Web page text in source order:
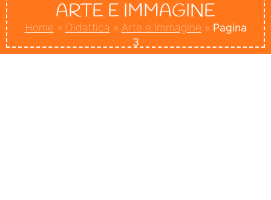
ARTE E IMMAGINE
Home » Didattica » Arte e Immagine » Pagina
3